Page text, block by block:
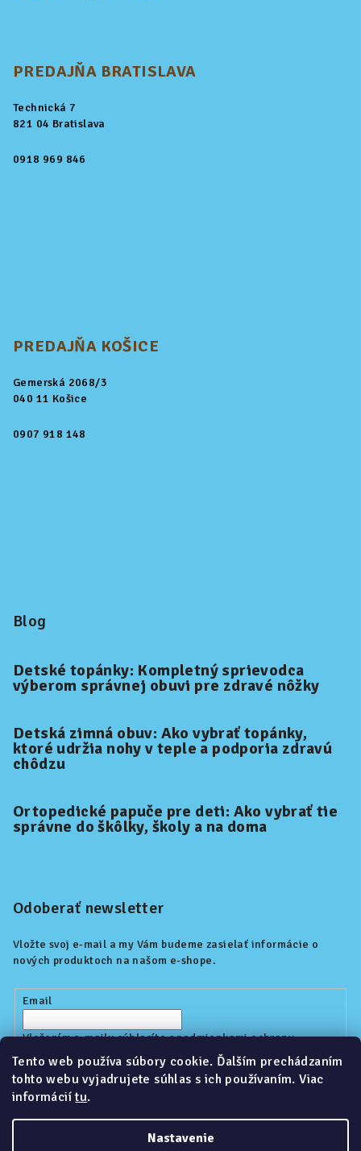
Tento web používa súbory cookie. Ďalším prechádzaním
tohto webu vyjadrujete súhlas s ich používaním. Viac
informáciítu.
Nastavenie
PREDAJŇA BRATISLAVA
Technická 7
821 04 Bratislava
0918 969 846
PREDAJŇA KOŠICE
Gemerská 2068/3
040 11 Košice
0907 918 148
Blog
Detské topánky: Kompletný sprievodca
výberom správnej obuvi pre zdravé nôžky
Detská zimná obuv: Ako vybrať topánky,
ktoré udržia nohy v teple a podporia zdravú
chôdzu
Ortopedické papuče pre deti: Ako vybrať tie
správne do škôlky, školy a na doma
Odoberať newsletter
Vložte svoj e-mail a my Vám budeme zasielať informácie o
nových produktoch na našom e-shope.
Email
Vložením e-mailu súhlasíte spodmienkami ochrany
osobných údajov
Prihlásiť sa